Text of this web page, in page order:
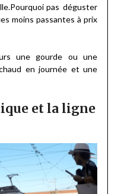
pas déguster
moins passantes à prix
une gourde ou une
en journée et une
et la ligne